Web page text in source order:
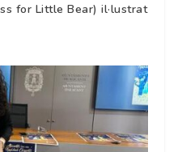
for Little Bear) il·lustrat